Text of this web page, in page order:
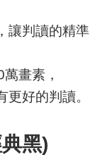
讓判讀的精準
畫素，
好的判讀。
黑)